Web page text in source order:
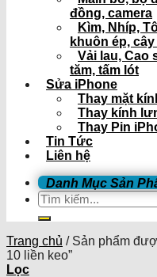
đồng, camera
Kìm, Nhíp,
khuôn ép, cây
Vải lau, Cao
tăm, tấm lót
Sửa iPhone
Thay mặt
Thay kính
Thay Pin
Tin Tức
Liên hệ
Tìm
kiếm:
Trang chủ /Sản phẩm
10 liền keo”
Lọc